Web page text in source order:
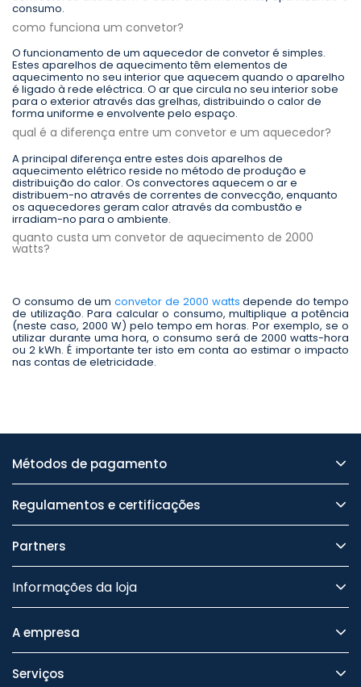
consumo.
como funciona um convetor?
O funcionamento de um aquecedor de convetor é simples.
Estes aparelhos de aquecimento têm elementos de
aquecimento no seu interior que aquecem quando o aparelho
é ligado à rede eléctrica. O ar que circula no seu interior sobe
para o exterior através das grelhas, distribuindo o calor de
forma uniforme e envolvente pelo espaço.
qual é a diferença entre um convetor e um aquecedor?
A principal diferença entre estes dois aparelhos de
aquecimento elétrico reside no método de produção e
distribuição do calor. Os convectores aquecem o ar e
distribuem-no através de correntes de convecção, enquanto
os aquecedores geram calor através da combustão e
irradiam-no para o ambiente.
quanto custa um convetor de aquecimento de 2000
watts?
O consumo de umconvetor de 2000 watts depende do tempo
de utilização. Para calcular o consumo, multiplique a potência
(neste caso, 2000 W) pelo tempo em horas. Por exemplo, se o
utilizar durante uma hora, o consumo será de 2000 watts-hora
ou 2 kWh. É importante ter isto em conta ao estimar o impacto
nas contas de eletricidade.
Métodos de pagamento
Regulamentos e certificações
Partners
Informações da loja
A empresa
Serviços